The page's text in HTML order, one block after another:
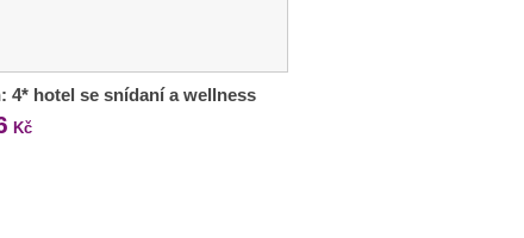
4* hotel se snídaní a wellness
Kč